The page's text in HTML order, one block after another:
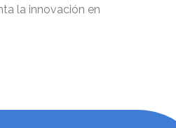
la innovación en